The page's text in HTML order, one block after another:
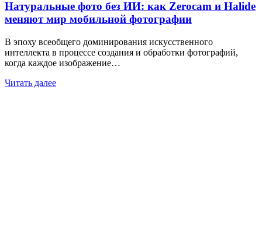
Натуральные фото без ИИ: как Zerocam и Halide
меняют мир мобильной фотографии
В эпоху всеобщего доминирования искусственного
интеллекта в процессе создания и обработки фотографий,
когда каждое изображение…
Читать далее